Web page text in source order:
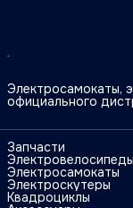
Электросамокаты,
официального
Запчасти
Электровелосипеды
Электросамокаты
Электроскутеры
Квадроциклы